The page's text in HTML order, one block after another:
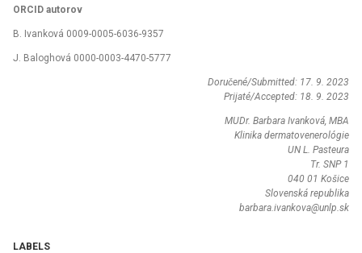
ORCID autorov
B. Ivanková 0009-0005-6036-9357
J. Baloghová 0000-0003-4470-5777
Doručené/Submitted: 17. 9. 2023
Prijaté/Accepted: 18. 9. 2023
MUDr. Barbara Ivanková, MBA
Klinika dermatovenerológie
UN L. Pasteura
Tr. SNP 1
040 01 Košice
Slovenská republika
barbara.ivankova@unlp.sk
LABELS